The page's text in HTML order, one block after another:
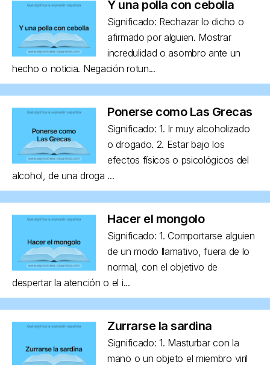
Y una polla con cebolla
Significado: Rechazar lo dicho o
afirmado por alguien. Mostrar
incredulidad o asombro ante un
hecho o noticia. Negación rotun...
Ponerse como Las Grecas
Significado: 1. Ir muy alcoholizado
o drogado. 2. Estar bajo los
efectos físicos o psicológicos del
alcohol, de una droga ...
Hacer el mongolo
Significado: 1. Comportarse alguien
de un modo llamativo, fuera de lo
normal, con el objetivo de
despertar la atención o el i...
Zurrarse la sardina
Significado: 1. Masturbar con la
mano o un objeto el miembro viril